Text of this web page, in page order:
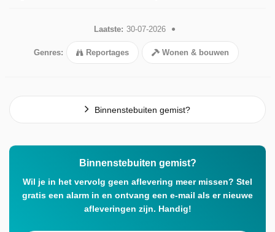
Laatste: 30-07-2026
Genres: Reportages Wonen & bouwen
Binnenstebuiten gemist?
Binnenstebuiten gemist?
Wil je in het vervolg geen aflevering meer missen? Stel
gratis een alarm in en ontvang een e-mail als er nieuwe
afleveringen zijn. Handig!